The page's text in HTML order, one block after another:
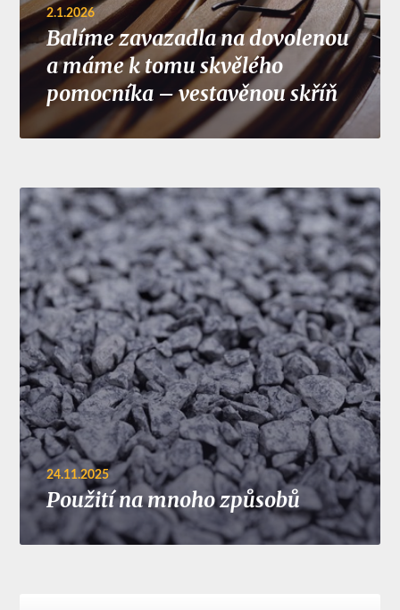
2.1.2026
Balíme zavazadla na dovolenou
a máme k tomu skvělého
pomocníka – vestavěnou skříň
24.11.2025
Použití na mnoho způsobů